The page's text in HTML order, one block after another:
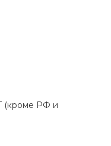
(кроме РФ и